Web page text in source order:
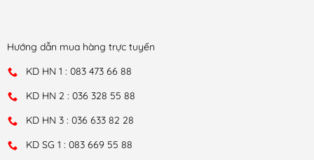
Hướng dẫn mua hàng trực tuyến
KD HN 1 : 083 473 66 88
KD HN 2 : 036 328 55 88
KD HN 3 : 036 633 82 28
KD SG 1 : 083 669 55 88